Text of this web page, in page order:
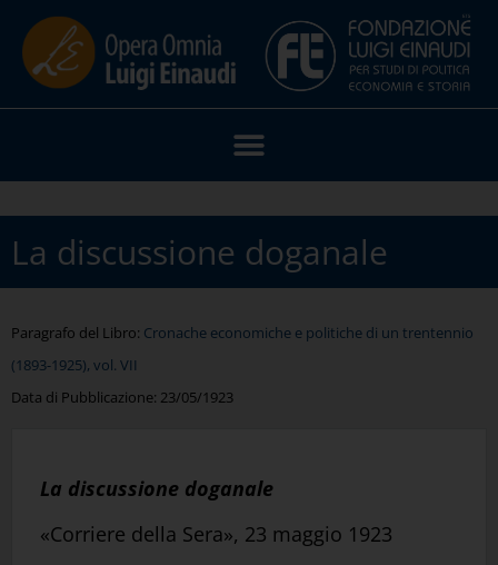
La discussione doganale
Paragrafo del Libro: Cronache economiche e politiche di un trentennio
(1893-1925), vol. VII
Data di Pubblicazione: 23/05/1923
La discussione doganale
«Corriere della Sera», 23 maggio 1923